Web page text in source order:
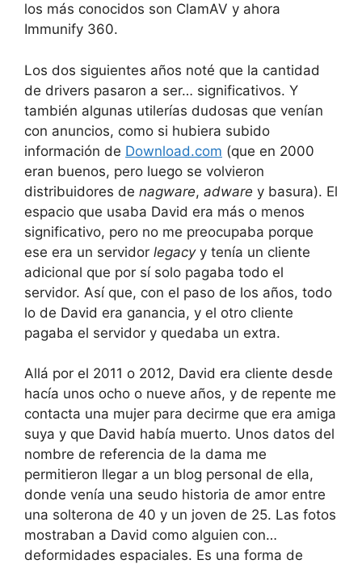
los más conocidos son ClamAV y ahora
Immunify 360.
Los dos siguientes años noté que la cantidad
de drivers pasaron a ser… significativos. Y
también algunas utilerías dudosas que venían
con anuncios, como si hubiera subido
información de Download.com (que en 2000
eran buenos, pero luego se volvieron
distribuidores de nagware, adware y basura). El
espacio que usaba David era más o menos
significativo, pero no me preocupaba porque
ese era un servidor legacyy tenía un cliente
adicional que por sí solo pagaba todo el
servidor. Así que, con el paso de los años, todo
lo de David era ganancia, y el otro cliente
pagaba el servidor y quedaba un extra.
Allá por el 2011 o 2012, David era cliente desde
hacía unos ocho o nueve años, y de repente me
contacta una mujer para decirme que era amiga
suya y que David había muerto. Unos datos del
nombre de referencia de la dama me
permitieron llegar a un blog personal de ella,
donde venía una seudo historia de amor entre
una solterona de 40 y un joven de 25. Las fotos
mostraban a David como alguien con…
deformidades espaciales. Es una forma de